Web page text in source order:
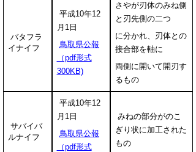
バタフラ
イナイフ
平成10年12
月1日
鳥取県公報
（pdf形式
300KB)
さやが刃体のみね側
と刃先側の二つ
に分かれ、刃体との
接合部を軸に
両側に開いて開刃す
るもの
サバイバ
ルナイフ
平成10年12
月1日
鳥取県公報
（pdf形式
みねの部分がのこ
ぎり状に加工された
もの